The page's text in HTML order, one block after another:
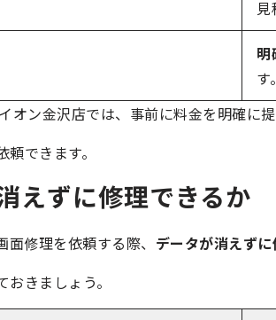
明
す。
オン金沢店では、事前に料金を明確に
できます。
えずに修理できるか
修理を依頼する際、 データが消えず
きましょう。